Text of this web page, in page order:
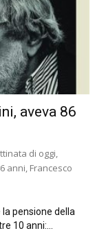
aveva 86
di oggi,
anni, Francesco
pensione della
10 anni:...